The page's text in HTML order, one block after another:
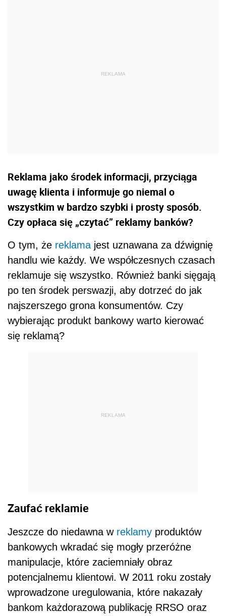
Reklama jako środek informacji, przyciąga
uwagę klienta i informuje go niemal o
wszystkim w bardzo szybki i prosty sposób.
Czy opłaca się „czytać” reklamy banków?
O tym, że reklama jest uznawana za dźwignię
handlu wie każdy. We współczesnych czasach
reklamuje się wszystko. Również banki sięgają
po ten środek perswazji, aby dotrzeć do jak
najszerszego grona konsumentów. Czy
wybierając produkt bankowy warto kierować
się reklamą?
REKLAMA
Zaufać reklamie
Jeszcze do niedawna w reklamy produktów
bankowych wkradać się mogły przeróżne
manipulacje, które zaciemniały obraz
potencjalnemu klientowi. W 2011 roku zostały
wprowadzone uregulowania, które nakazały
bankom każdorazową publikację RRSO oraz